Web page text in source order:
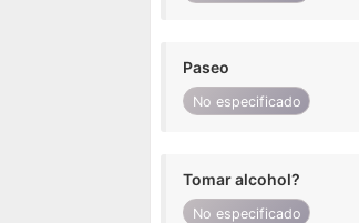
Paseo
No especificado
Tomar alcohol?
No especificado